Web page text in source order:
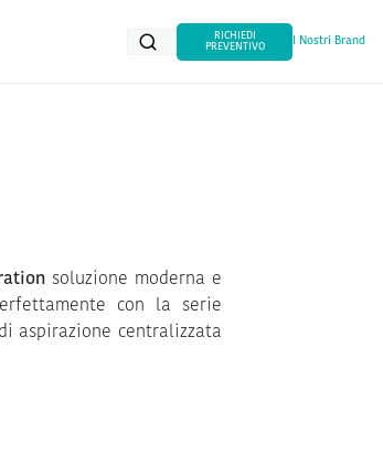
RICHIEDI
PREVENTIVO
I Nostri Brand
soluzione moderna e
con la serie
aspirazione centralizzata